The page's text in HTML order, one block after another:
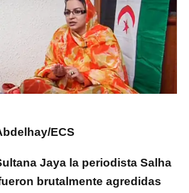
ECS
Jaya la periodista Salha
brutalmente agredidas